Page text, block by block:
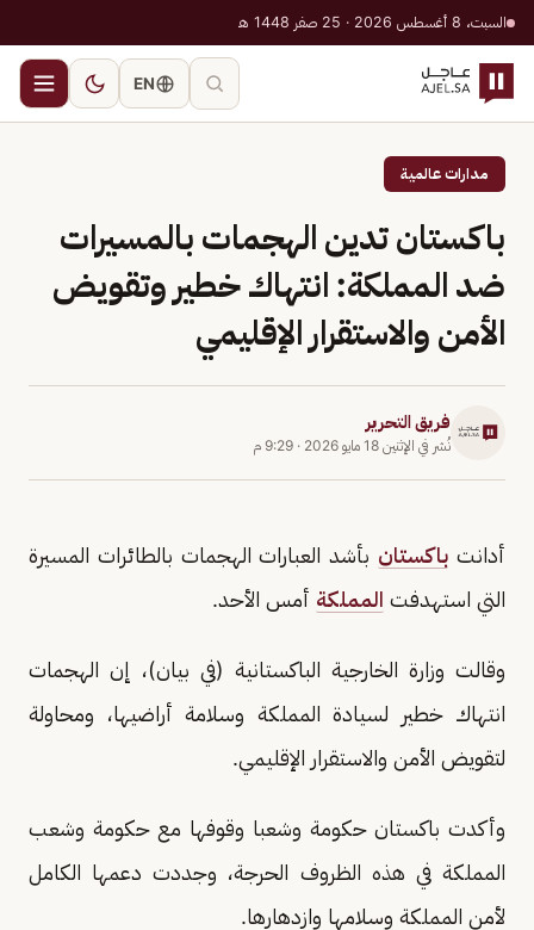
السبت، 8 أغسطس 2026 · 25 صفر 1448 هـ
EN
مدارات عالمية
باكستان تدين الهجمات بالمسيرات
ضد المملكة: انتهاك خطير وتقويض
الأمن والاستقرار الإقليمي
فريق التحرير
نُشر في الإثنين 18 مايو 2026 · 9:29 م
أدانت باكستان بأشد العبارات الهجمات بالطائرات المسيرة
التي استهدفت المملكة أمس الأحد.
وقالت وزارة الخارجية الباكستانية (في بيان)، إن الهجمات
انتهاك خطير لسيادة المملكة وسلامة أراضيها، ومحاولة
لتقويض الأمن والاستقرار الإقليمي.
وأكدت باكستان حكومة وشعبا وقوفها مع حكومة وشعب
المملكة في هذه الظروف الحرجة، وجددت دعمها الكامل
لأمن المملكة وسلامها وازدهارها.